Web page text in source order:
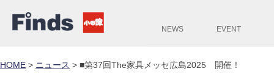
NEWS EVENT
HOME > ニュース > ■第37回The家具メッセ広島2025 開催！